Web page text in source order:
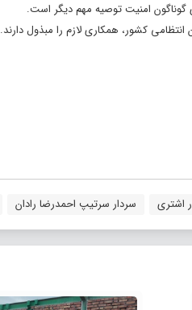
امنیت توصیه مهم دیگر است.
کشور، همکاری لازم را مبذول دارند.
اشتری سردار سرتیپ احمدرضا رادان